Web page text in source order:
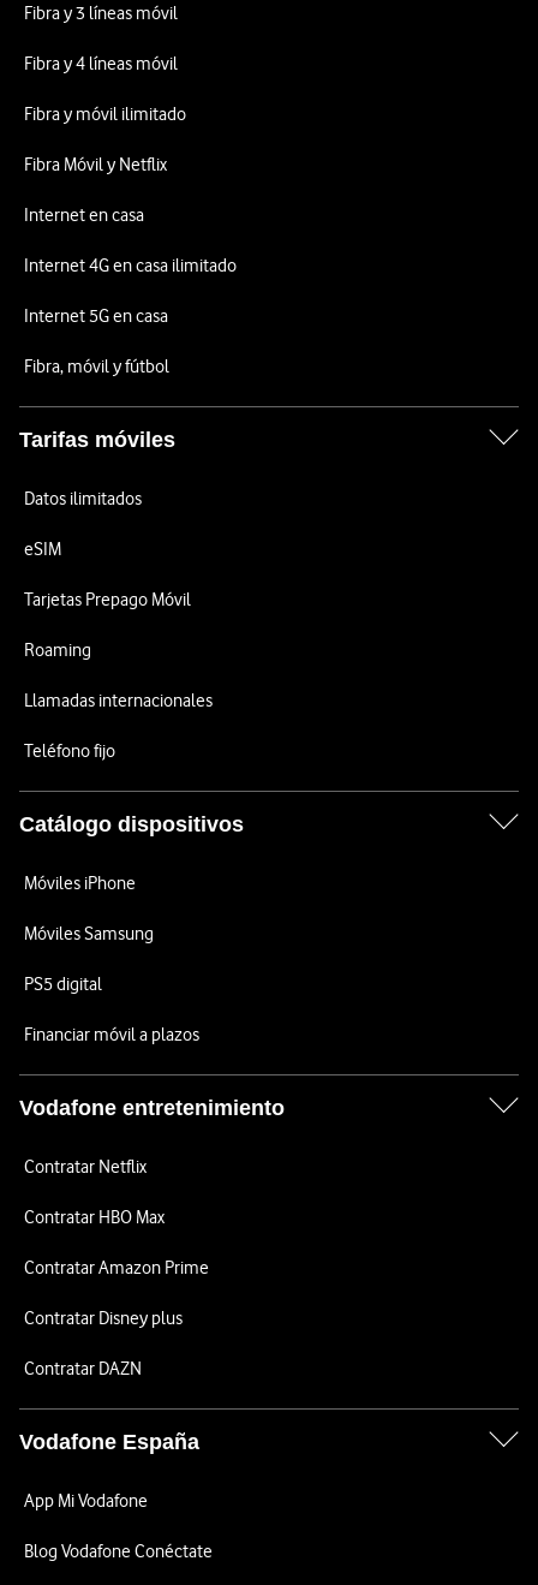
Fibra y 3 líneas móvil
Fibra y 4 líneas móvil
Fibra y móvil ilimitado
Fibra Móvil y Netflix
Internet en casa
Internet 4G en casa ilimitado
Internet 5G en casa
Fibra, móvil y fútbol
Tarifas móviles
Datos ilimitados
eSIM
Tarjetas Prepago Móvil
Roaming
Llamadas internacionales
Teléfono fijo
Catálogo dispositivos
Móviles iPhone
Móviles Samsung
PS5 digital
Financiar móvil a plazos
Vodafone entretenimiento
Contratar Netflix
Contratar HBO Max
Contratar Amazon Prime
Contratar Disney plus
Contratar DAZN
Vodafone España
App Mi Vodafone
Blog Vodafone Conéctate